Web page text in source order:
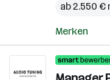
ab 2.550
Merken